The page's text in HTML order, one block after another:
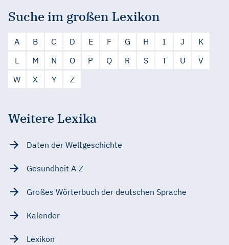
Suche im großen Lexikon
A B C D E F G H I J
K
L
M N O P Q R S T U
V
W
X Y Z
Weitere Lexika
Daten der Weltgeschichte
Gesundheit A-Z
Großes Wörterbuch der deutschen Sprache
Kalender
Lexikon